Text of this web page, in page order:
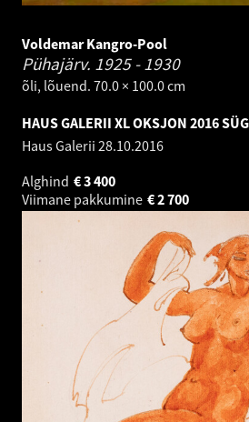
Voldemar Kangro-Pool
Pühajärv. 1925 - 1930
õli, lõuend. 70.0 × 100.0 cm
HAUS GALERII XL OKSJON 2016
Haus Galerii 28.10.2016
Alghind
3 400
€
Viimane pakkumine
2 700
€